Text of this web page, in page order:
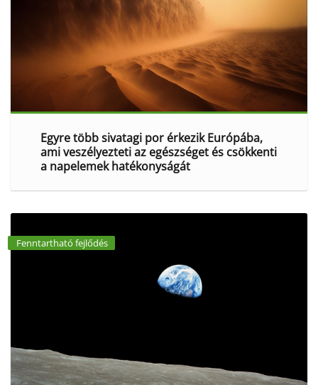
Egyre több sivatagi por érkezik Európába,
ami veszélyezteti az egészséget és csökkenti
a napelemek hatékonyságát
Fenntartható fejlődés